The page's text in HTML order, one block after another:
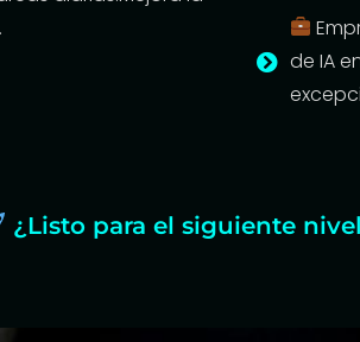
de IA
¿Listo para el siguiente